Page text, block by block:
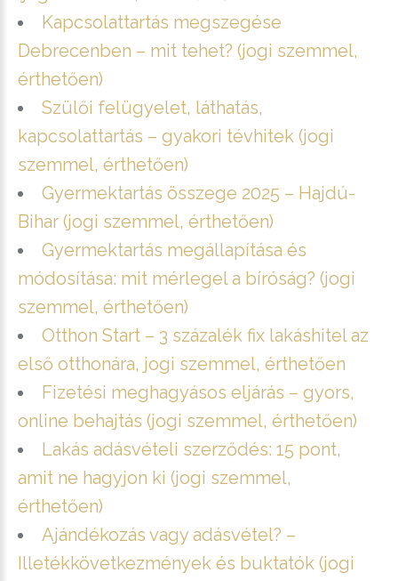
Kapcsolattartás megszegése
Debrecenben – mit tehet? (jogi szemmel,
érthetően)
Szülői felügyelet, láthatás,
kapcsolattartás – gyakori tévhitek (jogi
szemmel, érthetően)
Gyermektartás összege 2025 – Hajdú-
Bihar (jogi szemmel, érthetően)
Gyermektartás megállapítása és
módosítása: mit mérlegel a bíróság? (jogi
szemmel, érthetően)
Otthon Start – 3 százalék fix lakáshitel az
első otthonára, jogi szemmel, érthetően
Fizetési meghagyásos eljárás – gyors,
online behajtás (jogi szemmel, érthetően)
Lakás adásvételi szerződés: 15 pont,
amit ne hagyjon ki (jogi szemmel,
érthetően)
Ajándékozás vagy adásvétel? –
Illetékkövetkezmények és buktatók (jogi